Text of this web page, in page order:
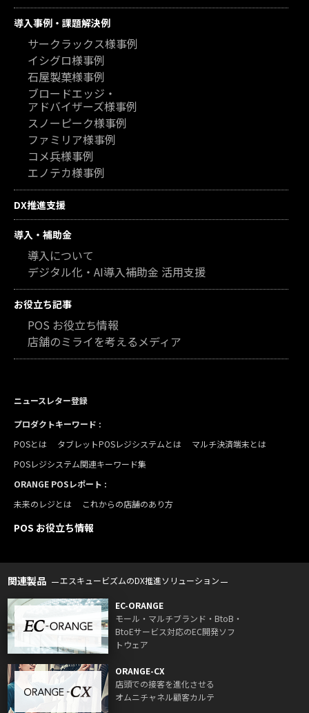
導入事例・課題解決例
サークラックス様事例
イシグロ様事例
石屋製菓様事例
ブロードエッジ・
アドバイザーズ様事例
スノーピーク様事例
ファミリア様事例
コメ兵様事例
エノテカ様事例
DX推進支援
導入・補助金
導入について
デジタル化・AI導入補助金 活用支援
お役立ち記事
POS お役立ち情報
店舗のミライを考えるメディア
ニュースレター登録
プロダクトキーワード :
POSとは
タブレットPOSレジシステムとは
マルチ決済端末とは
POSレジシステム関連キーワード集
ORANGE POSレポート :
未来のレジとは
これからの店舗のあり方
POS お役立ち情報
関連製品 エスキュービズムのDX推進ソリューション
EC-ORANGE
モール・マルチブランド・BtoB・
BtoEサービス対応のEC開発ソフ
トウェア
ORANGE-CX
店頭での接客を進化させる
オムニチャネル顧客カルテ